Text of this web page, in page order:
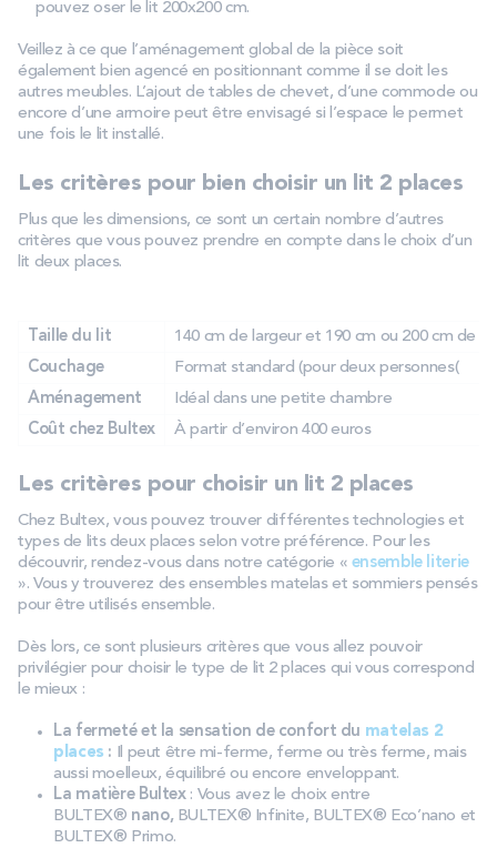
pouvez oser le lit 200x200 cm.
Veillez à ce que l’aménagement global de la pièce soit
également bien agencé en positionnant comme il se doit les
autres meubles. L’ajout de tables de chevet, d’une commode ou
encore d’une armoire peut être envisagé si l’espace le permet
une fois le lit installé.
Les critères pour bien choisir un lit 2 places
Plus que les dimensions, ce sont un certain nombre d’autres
critères que vous pouvez prendre en compte dans le choix d’un
lit deux places.
Taille du lit
140 cm de largeur et 190 cm ou 200 cm de
Couchage
Format standard (pour deux personnes(
Aménagement
Idéal dans une petite chambre
Coût chez Bultex
À partir d’environ 400 euros
Les critères pour choisir un lit 2 places
Chez Bultex, vous pouvez trouver différentes technologies et
types de lits deux places selon votre préférence. Pour les
découvrir, rendez-vous dans notre catégorie « ensemble literie
». Vous y trouverez des ensembles matelas et sommiers pensés
pour être utilisés ensemble.
Dès lors, ce sont plusieurs critères que vous allez pouvoir
privilégier pour choisir le type de lit 2 places qui vous correspond
le mieux :
La fermeté et la sensation de confort du matelas 2
places : Il peut être mi-ferme, ferme ou très ferme, mais
aussi moelleux, équilibré ou encore enveloppant.
La matière Bultex: Vous avez le choix entre
BULTEX® nano,BULTEX® Infinite, BULTEX® Eco’nano et
BULTEX® Primo.